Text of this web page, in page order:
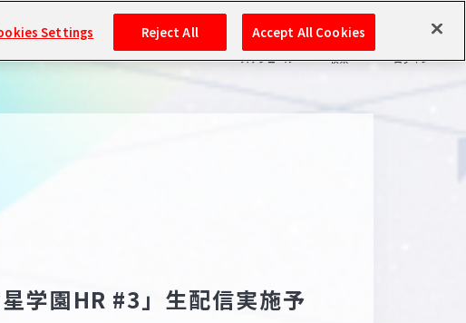
スケジュール 検索 ログイン
閲覧履歴・購入履歴
学園HR #3」生配信実施予
Settings Reject All Accept All Cookies